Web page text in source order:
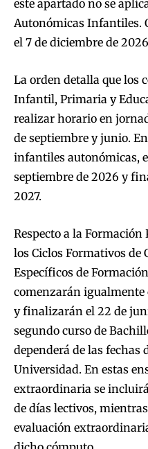
este apartado no se
Autonómicas Infantiles.
el 7 de diciembre de
La orden detalla que los
Infantil, Primaria y
realizar horario en
de septiembre y junio.
infantiles autonómicas,
septiembre de 2026 y
2027.
Respecto a la
los Ciclos Formativos de
Específicos de
comenzarán igualmente
y finalizarán el 22 de
segundo curso de
dependerá de las fechas
Universidad. En estas
extraordinaria se
de días lectivos,
evaluación